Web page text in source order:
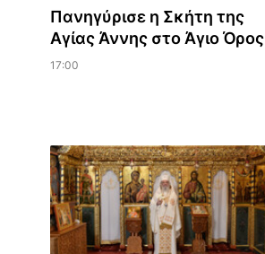
Πανηγύρισε η Σκήτη της
Αγίας Άννης στο Άγιο Όρος
17:00